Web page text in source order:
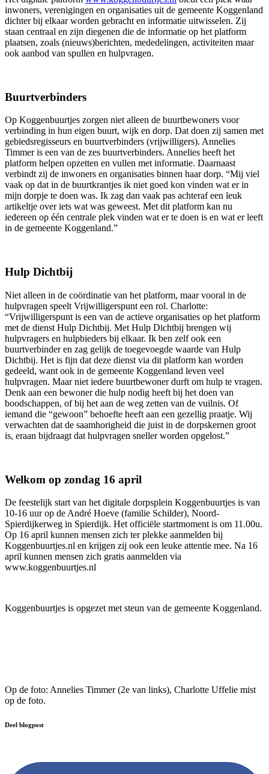
inwoners, verenigingen en organisaties uit de gemeente Koggenland
dichter bij elkaar worden gebracht en informatie uitwisselen. Zij
staan centraal en zijn diegenen die de informatie op het platform
plaatsen, zoals (nieuws)berichten, mededelingen, activiteiten maar
ook aanbod van spullen en hulpvragen.
Buurtverbinders
Op Koggenbuurtjes zorgen niet alleen de buurtbewoners voor
verbinding in hun eigen buurt, wijk en dorp. Dat doen zij samen met
gebiedsregisseurs en buurtverbinders (vrijwilligers). Annelies
Timmer is een van de zes buurtverbinders. Annelies heeft het
platform helpen opzetten en vullen met informatie. Daarnaast
verbindt zij de inwoners en organisaties binnen haar dorp. “Mij viel
vaak op dat in de buurtkrantjes ik niet goed kon vinden wat er in
mijn dorpje te doen was. Ik zag dan vaak pas achteraf een leuk
artikeltje over iets wat was geweest. Met dit platform kan nu
iedereen op één centrale plek vinden wat er te doen is en wat er leeft
in de gemeente Koggenland.”
Hulp Dichtbij
Niet alleen in de coördinatie van het platform, maar vooral in de
hulpvragen speelt Vrijwilligerspunt een rol. Charlotte:
“Vrijwilligerspunt is een van de actieve organisaties op het platform
met de dienst Hulp Dichtbij. Met Hulp Dichtbij brengen wij
hulpvragers en hulpbieders bij elkaar. Ik ben zelf ook een
buurtverbinder en zag gelijk de toegevoegde waarde van Hulp
Dichtbij. Het is fijn dat deze dienst via dit platform kan worden
gedeeld, want ook in de gemeente Koggenland leven veel
hulpvragen. Maar niet iedere buurtbewoner durft om hulp te vragen.
Denk aan een bewoner die hulp nodig heeft bij het doen van
boodschappen, of bij het aan de weg zetten van de vuilnis. Of
iemand die “gewoon” behoefte heeft aan een gezellig praatje. Wij
verwachten dat de saamhorigheid die juist in de dorpskernen groot
is, eraan bijdraagt dat hulpvragen sneller worden opgelost.”
Welkom op zondag 16 april
De feestelijk start van het digitale dorpsplein Koggenbuurtjes is van
10-16 uur op de André Hoeve (familie Schilder), Noord-
Spierdijkerweg in Spierdijk. Het officiële startmoment is om 11.00u.
Op 16 april kunnen mensen zich ter plekke aanmelden bij
Koggenbuurtjes.nl en krijgen zij ook een leuke attentie mee. Na 16
april kunnen mensen zich gratis aanmelden via
www.koggenbuurtjes.nl
Koggenbuurtjes is opgezet met steun van de gemeente Koggenland.
Op de foto: Annelies Timmer (2e van links), Charlotte Uffelie mist
op de foto.
Deel blogpost